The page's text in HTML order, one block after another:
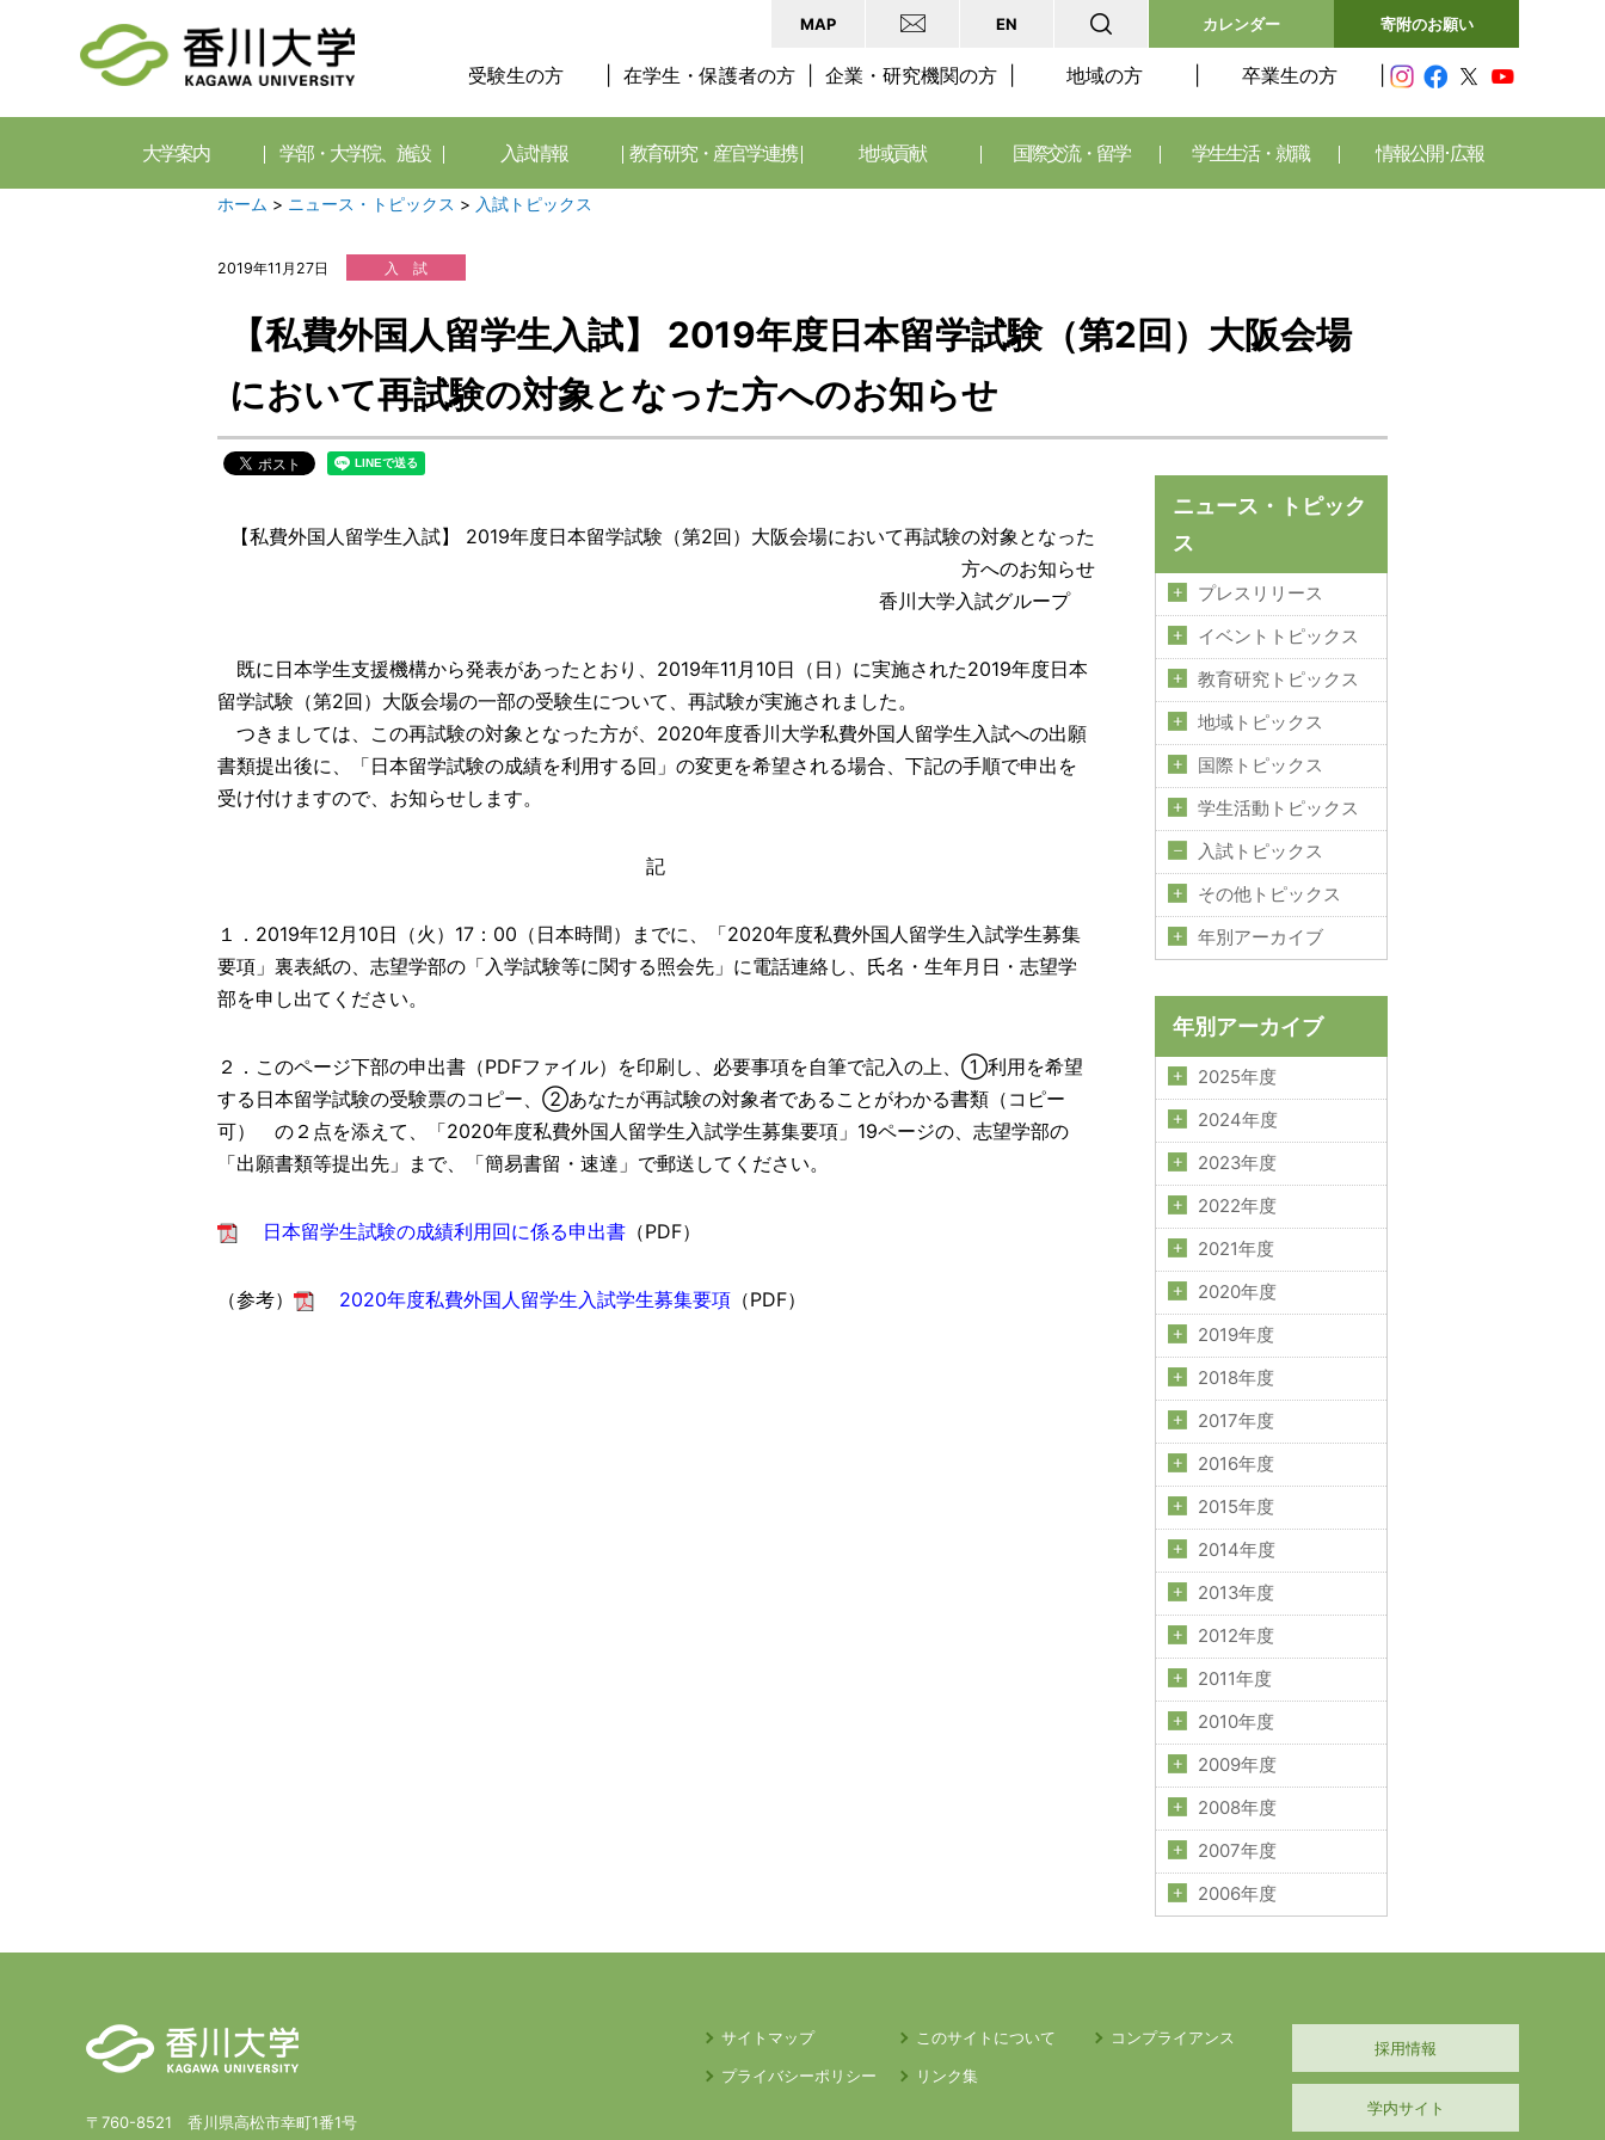
MAP EN カレンダー 寄附のお願い
受験生の方 在学生・保護者の方 企業・研究機関の方 地域の方 卒業生の方
大学案内 学部・大学院、施設 入試情報 教育研究・産官学連携 地域貢献 国際交流・留学 学生生活・就職 情報公開･広報
ホーム > ニュース・トピックス > 入試トピックス
2019年11月27日 入 試
【私費外国人留学生入試】 2019年度日本留学試験（第2回）大阪会場
において再試験の対象となった方へのお知らせ
【私費外国人留学生入試】 2019年度日本留学試験（第2回）大阪会場において再試験の対象となった
方へのお知らせ
香川大学入試グループ
既に日本学生支援機構から発表があったとおり、2019年11月10日（日）に実施された2019年度日本
留学試験（第2回）大阪会場の一部の受験生について、再試験が実施されました。
つきましては、この再試験の対象となった方が、2020年度香川大学私費外国人留学生入試への出願
書類提出後に、「日本留学試験の成績を利用する回」の変更を希望される場合、下記の手順で申出を
受け付けますので、お知らせします。
記
１．2019年12月10日（火）17：00（日本時間）までに、「2020年度私費外国人留学生入試学生募集
要項」裏表紙の、志望学部の「入学試験等に関する照会先」に電話連絡し、氏名・生年月日・志望学
部を申し出てください。
２．このページ下部の申出書（PDFファイル）を印刷し、必要事項を自筆で記入の上、①利用を希望
する日本留学試験の受験票のコピー、②あなたが再試験の対象者であることがわかる書類（コピー
可） の２点を添えて、「2020年度私費外国人留学生入試学生募集要項」19ページの、志望学部の
「出願書類等提出先」まで、「簡易書留・速達」で郵送してください。
日本留学生試験の成績利用回に係る申出書 （PDF）
（参考） 2020年度私費外国人留学生入試学生募集要項 （PDF）
ニュース・トピック
ス
プレスリリース
イベントトピックス
教育研究トピックス
地域トピックス
国際トピックス
学生活動トピックス
入試トピックス
その他トピックス
年別アーカイブ
年別アーカイブ
2025年度
2024年度
2023年度
2022年度
2021年度
2020年度
2019年度
2018年度
2017年度
2016年度
2015年度
2014年度
2013年度
2012年度
2011年度
2010年度
2009年度
2008年度
2007年度
2006年度
〒760-8521 香川県高松市幸町1番1号
サイトマップ このサイトについて
コンプライアンス
プライバシーポリシー
リンク集
採用情報
学内サイト